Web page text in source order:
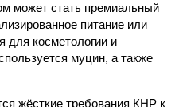
может стать премиальный
питание или
для косметологии и
муцин, а также
жёсткие требования КНР к